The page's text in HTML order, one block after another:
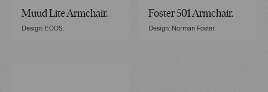
Muud Lite Armchair.
Design: EOOS.
Foster 501 Armchair.
Design: Norman Foster.